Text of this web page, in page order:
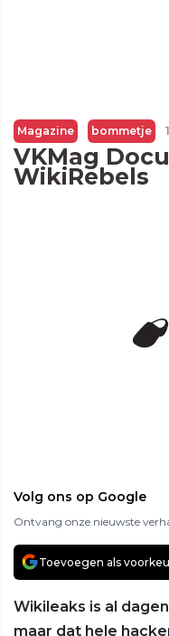
Magazine bommetje
VKMag
WikiRebels
Volg ons op Google
Ontvang onze nieuwste
Toevoegen als
Wikileaks is al
maar dat hele